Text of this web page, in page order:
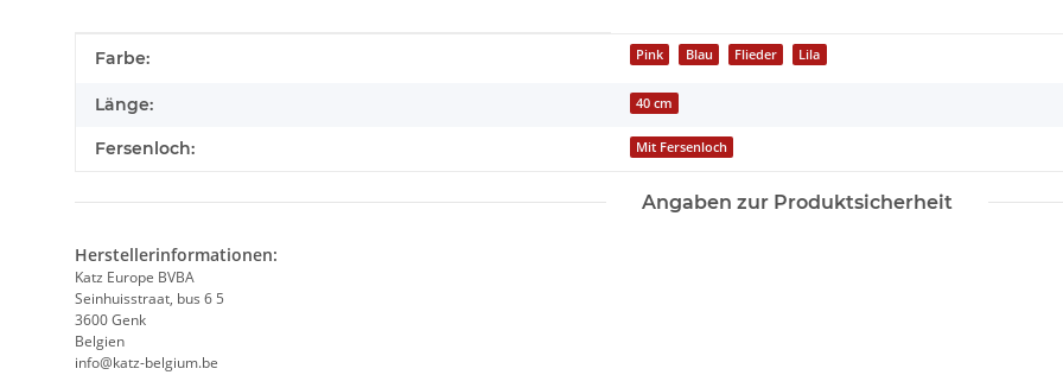
Produkteigenschaft
Wert
Farbe: Pink Blau Flieder Lila
Länge: 40 cm
Fersenloch: Mit Fersenloch
Angaben zur Produktsicherheit
Herstellerinformationen:
Katz Europe BVBA
Seinhuisstraat, bus 6 5
3600 Genk
Belgien
info@katz-belgium.be